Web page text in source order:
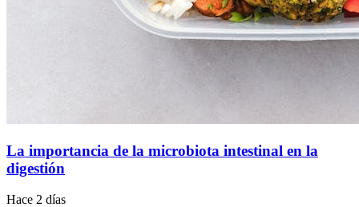
La importancia de la microbiota intestinal en la
digestión
Hace 2 días